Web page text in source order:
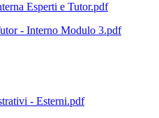
Esperti e Tutor.pdf
- Interno Modulo 3.pdf
- Esterni.pdf